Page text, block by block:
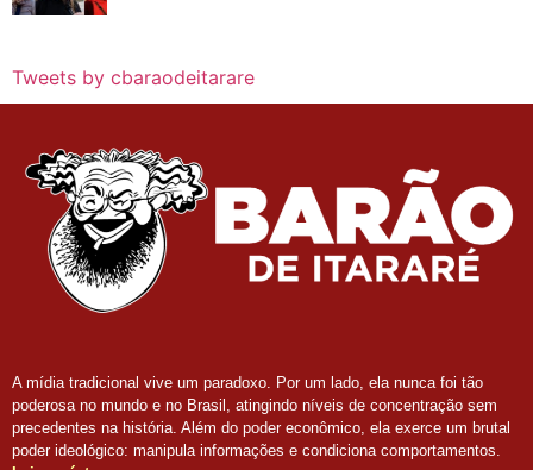
Tweets by cbaraodeitarare
A mídia tradicional vive um paradoxo. Por um lado, ela nunca foi tão
poderosa no mundo e no Brasil, atingindo níveis de concentração sem
precedentes na história. Além do poder econômico, ela exerce um brutal
poder ideológico: manipula informações e condiciona comportamentos.